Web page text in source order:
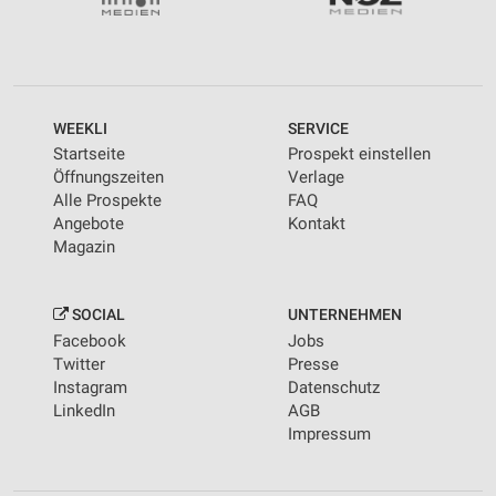
WEEKLI
Startseite
Öffnungszeiten
Alle Prospekte
Angebote
Magazin
SERVICE
Prospekt einstellen
Verlage
FAQ
Kontakt
SOCIAL
Facebook
Twitter
Instagram
LinkedIn
UNTERNEHMEN
Jobs
Presse
Datenschutz
AGB
Impressum
personalisierter Werbung
personalisierter Inhalte
Messung der Werbeleistung
Messung der Performance von Inhalten
Quellen
Entwicklung und Verbesserung der Angebote
Verwendung reduzierter Daten zur Auswahl von
Inhalten